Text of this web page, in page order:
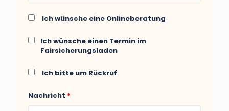
Ich wünsche eine Onlineberatung
Ich wünsche einen Termin im
Fairsicherungsladen
Ich bitte um Rückruf
Nachricht *